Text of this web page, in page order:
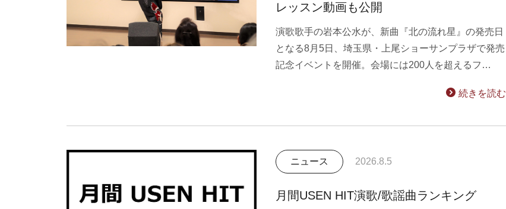
レッスン動画も公開
演歌歌手の岩本公水が、新曲『北の流れ星』の発売日
となる8月5日、埼玉県・上尾ショーサンプラザで発売
記念イベントを開催。会場には200人を超えるフ…
続きを読む
ニュース 2026.8.5
月間USEN HIT演歌/歌謡曲ランキング